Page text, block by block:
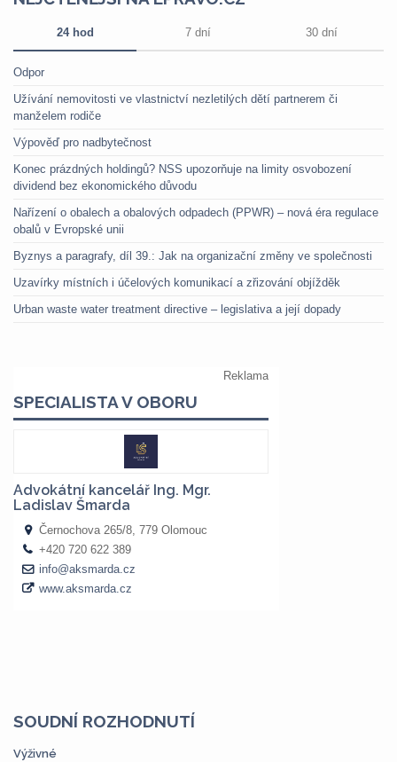
24 hod 7 dní 30 dní
Odpor
Užívání nemovitosti ve vlastnictví nezletilých dětí partnerem či
manželem rodiče
Výpověď pro nadbytečnost
Konec prázdných holdingů? NSS upozorňuje na limity osvobození
dividend bez ekonomického důvodu
Nařízení o obalech a obalových odpadech (PPWR) – nová éra regulace
obalů v Evropské unii
Byznys a paragrafy, díl 39.: Jak na organizační změny ve společnosti
Uzavírky místních i účelových komunikací a zřizování objížděk
Urban waste water treatment directive – legislativa a její dopady
SOUDNÍ ROZHODNUTÍ
Výživné